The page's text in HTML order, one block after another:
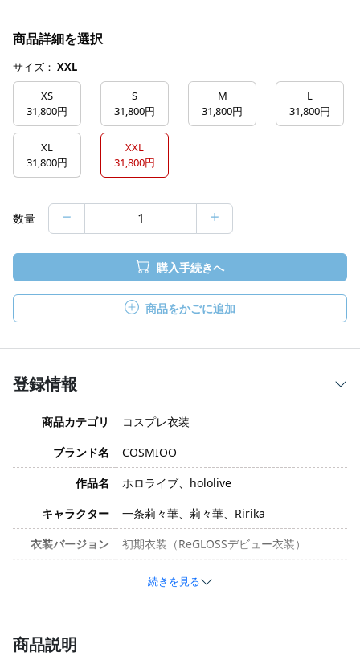
商品詳細を選択
サイズ： XXL
XS
31,800円
S
31,800円
M
31,800円
L
31,800円
XL
31,800円
XXL
31,800円
数量
購入手続きへ
商品をかごに追加
登録情報
商品カテゴリ
コスプレ衣装
ブランド名
COSMIOO
作品名
ホロライブ、hololive
キャラクター
一条莉々華、莉々華、Ririka
衣装バージョン
初期衣装（ReGLOSSデビュー衣装）
XS、S、M、L、XL、XXL
コットン、ポリエステル、合成皮革、天竺
続きを見る
商品説明